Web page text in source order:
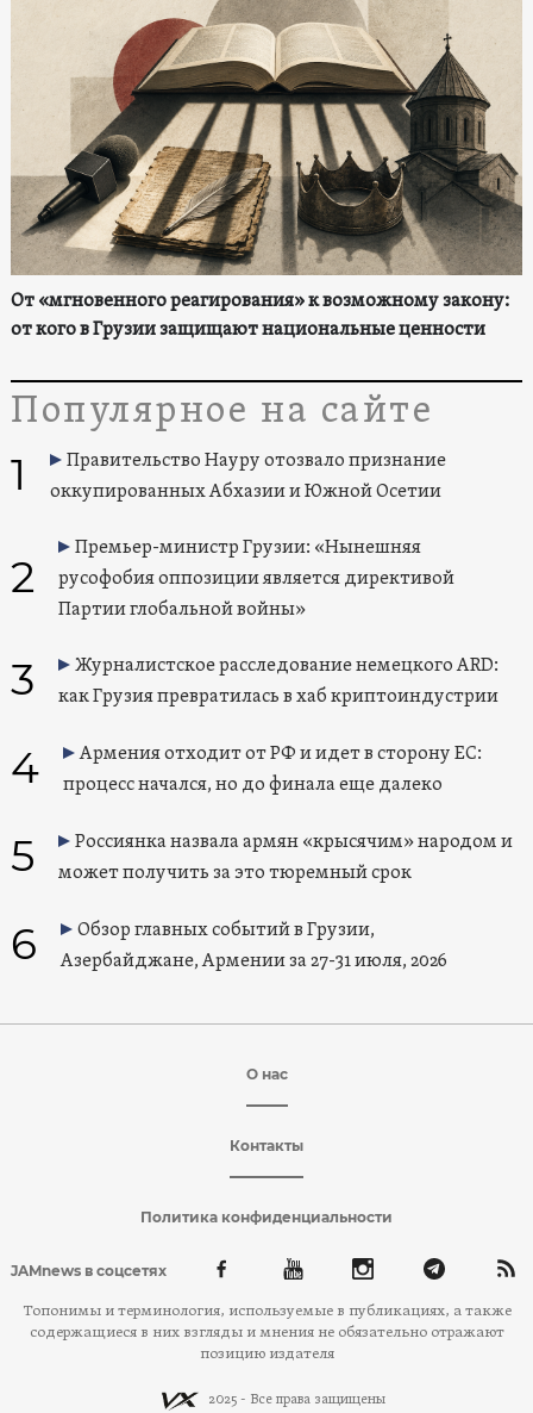
От «мгновенного реагирования» к возможному закону:
от кого в Грузии защищают национальные ценности
Популярное на сайте
1
Правительство Науру отозвало признание
оккупированных Абхазии и Южной Осетии
2
Премьер-министр Грузии: «Нынешняя
русофобия оппозиции является директивой
Партии глобальной войны»
3
Журналистское расследование немецкого ARD:
как Грузия превратилась в хаб криптоиндустрии
4
Армения отходит от РФ и идет в сторону ЕС:
процесс начался, но до финала еще далеко
5
Россиянка назвала армян «крысячим» народом и
может получить за это тюремный срок
6
Обзор главных событий в Грузии,
Азербайджане, Армении за 27-31 июля, 2026
О нас
Контакты
Политика конфиденциальности
JAMnews в соцсетях
Топонимы и терминология, используемые в публикациях, а также
содержащиеся в них взгляды и мнения не обязательно отражают
позицию издателя
2025 - Все права защищены